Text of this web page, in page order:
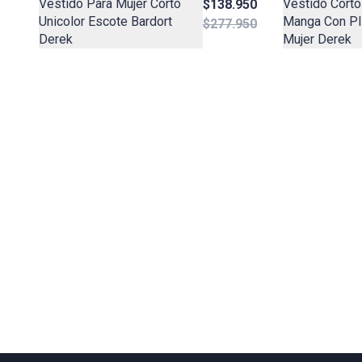
Vestido Para Mujer Corto
Unicolor Escote Bardort
Derek
$138.950
$277.950
Vestido
Manga Con
Mujer Derek